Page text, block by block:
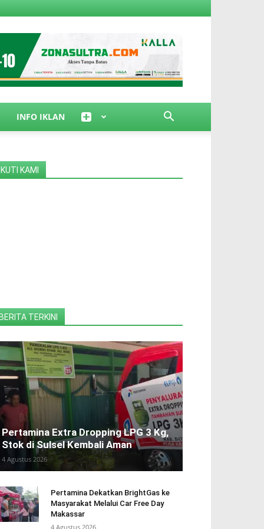
INFO IKLAN
KAMI
TERKINI
Pertamina Extra Dropping LPG 3 Kg,
Stok di Sulsel Kembali Aman
4 Agustus 2026
Pertamina Dekatkan BrightGas ke
Masyarakat Melalui Car Free Day
Makassar
4 Agustus 2026